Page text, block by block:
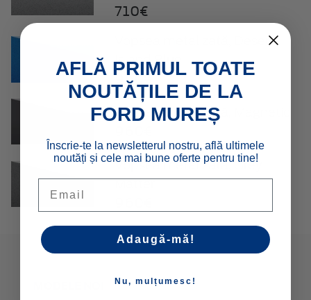
710€
Vopsea metalizată, Desert
Island Blue
960€
Vopsea metalizată, Magnetic
Vopsea metalizată, Grey
Matter
AFLĂ PRIMUL TOATE
NOUTĂȚILE DE LA
FORD MUREȘ
Înscrie-te la newsletterul nostru, află ultimele
noutăți și cele mai bune oferte pentru tine!
Adaugă-mă!
Nu, mulțumesc!